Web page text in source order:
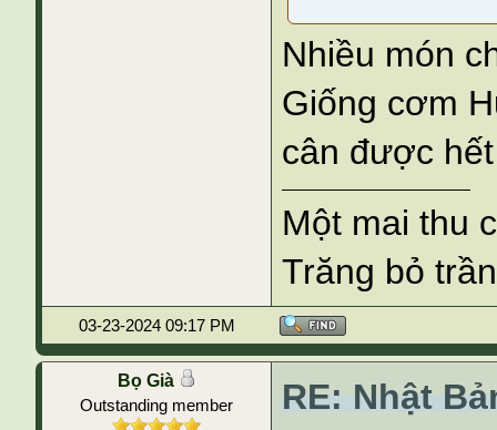
Nhiều món
Giống cơm
cân được
Một mai thu
Trăng bỏ
03-23-2024 09:17 PM
Bọ Già
Outstanding member
RE: Nhật